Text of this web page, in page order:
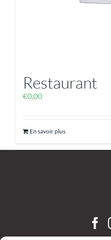
Restaurant
€0,00
En savoir plus